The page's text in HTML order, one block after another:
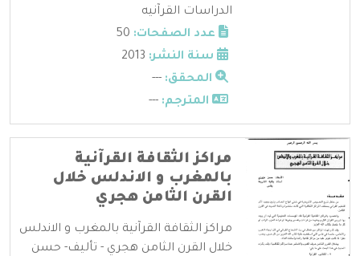
الدراسات القرآنيه
عدد الصفحات:
سنة النشر:
المحقق: ---
المترجم: ---
مراكز الثقافة القرآنية
بالمغرب و الاندلس خلال
القرن الثامن هجري
مراكز الثقافة القرآنية بالمغرب و الاندلس
خلال القرن الثامن هجري - تأليف- حسن